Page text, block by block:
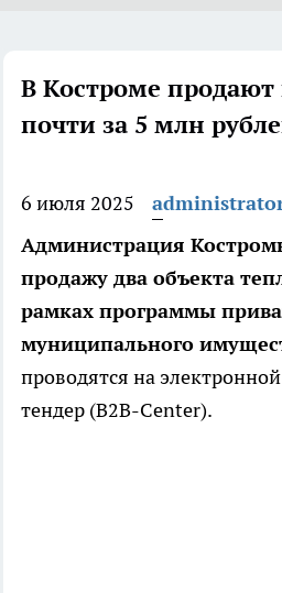
В Костроме продают
почти за 5 млн
6 июля 2025
Администрация
продажу два объекта
рамках программы
муниципального
проводятся на
тендер (B2B-Center).